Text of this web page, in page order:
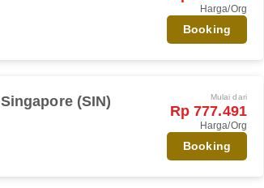
Harga/Org
Booking
Singapore (SIN) Mulai dari
Rp 777.491
Harga/Org
Booking